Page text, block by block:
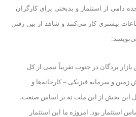
دامی از استثمار و بدبختی برای کارگران
بیشتری کار می‌کنند و شاهد از بین رفتن
بردگان در جنوب تقریباً نیمی از کل
زمین و سرمایه فیزیکی – کارخانه‌ها و
این بخش از این ملت نه بر اساس صنعت،
استثمار بود. امروزه ما این استثمار